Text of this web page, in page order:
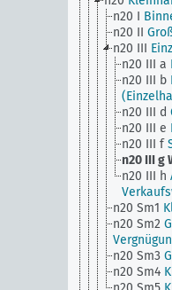
n20 I
n20 II
n20 III
n20 III a
n20 III b
n20 III d
n20 III e
n20 III f
n20 III g
n20 III h
n20 Sm1
n20 Sm2
n20 Sm3
n20 Sm4